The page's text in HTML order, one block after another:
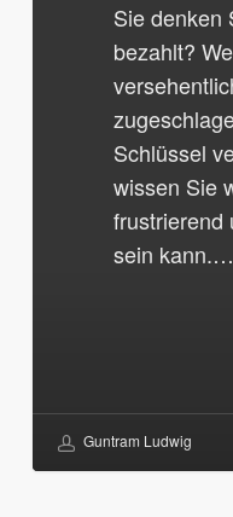
Sie denken
bezahlt?
Schlüssel
wissen Sie
frustrierend
sein kann.…
Guntram Ludwig